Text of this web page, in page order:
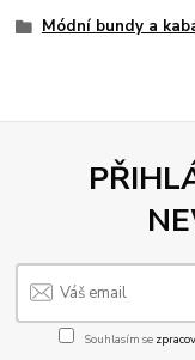
Módní bundy a
Souhlasím se